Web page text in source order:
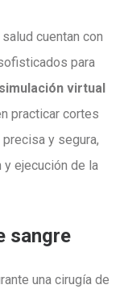
cuentan con
para
simulación virtual
practicar cortes
y segura,
y ejecución de la
sangre
una cirugía de